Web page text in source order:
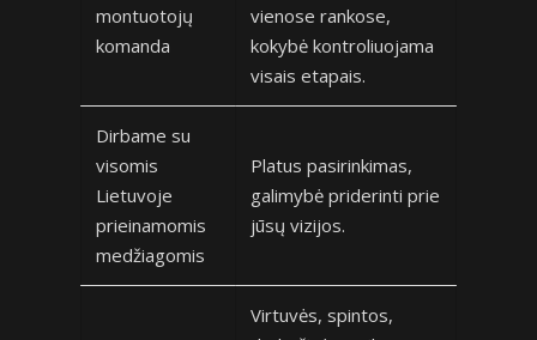
montuotojų
komanda
vienose rankose,
kokybė kontroliuojama
visais etapais.
Dirbame su
visomis
Lietuvoje
prieinamomis
medžiagomis
Platus pasirinkimas,
galimybė priderinti prie
jūsų vizijos.
Virtuvės, spintos,